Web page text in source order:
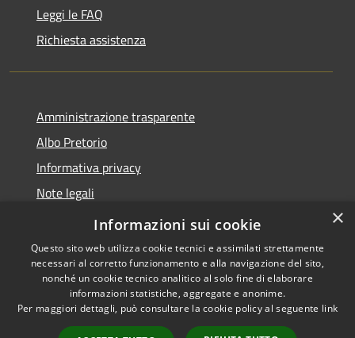
Leggi le FAQ
Richiesta assistenza
Amministrazione trasparente
Albo Pretorio
Informativa privacy
Note legali
Dichiarazione di accessibilità
Accessibilità
Copyright © 2026 • Comune di
Malgrate • Powered by
×
Informazioni sui cookie
Questo sito web utilizza cookie tecnici e assimilati strettamente
necessari al corretto funzionamento e alla navigazione del sito,
nonché un cookie tecnico analitico al solo fine di elaborare
informazioni statistiche, aggregate e anonime.
Per maggiori dettagli, può consultare la cookie policy al seguente link